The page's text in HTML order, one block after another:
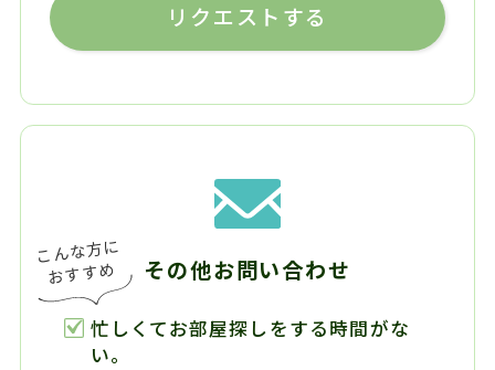
リクエストする
その他お問い合わせ
忙しくてお部屋探しをする時間がな
い。